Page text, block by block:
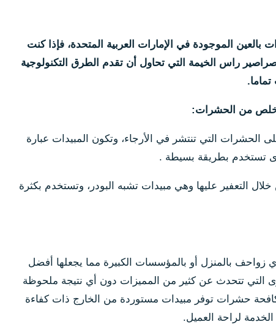
الموجودة في الإمارات العربية المتحدة، فإذا كنت
راس الخيمة التي تحاول أن تقدم الطرق التكنولوجية
من الحشرات:
التي تنتشر في الأرجاء، وتكون المبيدات عبارة
تستخدم بطريقة بسيطة .
التعفير عليها وهي مبيدات تشبه البودر، وتستخدم بكثرة
زواحف بالمنزل أو بالمؤسسات الكبيرة مما يجعلها أفضل
التي تتحدث عن كثير من المميزات دون أي نتيجة ملحوظة
حشرات توفر مبيدات مستوردة من الخارج ذات كفاءة
لراحة العميل.